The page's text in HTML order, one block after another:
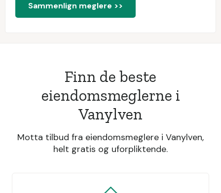
Sammenlign meglere >>
Finn de beste
eiendomsmeglerne i
Vanylven
Motta tilbud fra eiendomsmeglere i Vanylven,
helt gratis og uforpliktende.